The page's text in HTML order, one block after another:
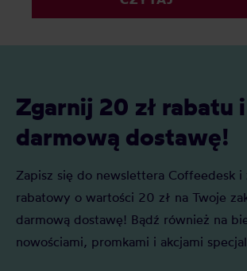
Zebraliśmy 31 metod, które realnie
jakich krajach go spotkasz i do jakiej
metody parzenia najlepiej pasuje.
Rozwiń tę, która Cię interesuje.
Zgarnij 20 zł rabatu i
darmową dostawę!
Zapisz się do newslettera Coffeedesk i
rabatowy o wartości 20 zł na Twoje
darmową dostawę! Bądź również na
nowościami, promkami i akcjami